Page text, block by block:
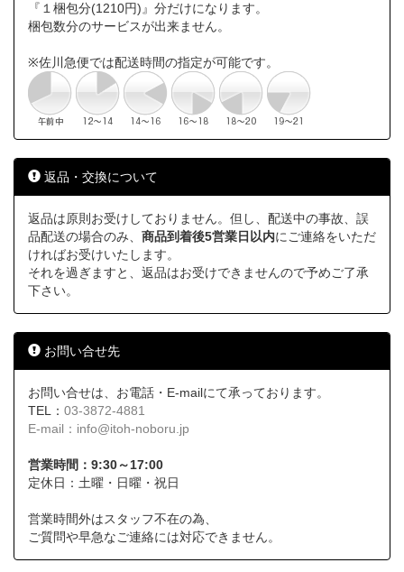
『１梱包分(1210円)』分だけになります。
梱包数分のサービスが出来ません。
※佐川急便では配送時間の指定が可能です。
返品・交換について
返品は原則お受けしておりません。但し、配送中の事故、誤
品配送の場合のみ、 商品到着後5営業日以内にご連絡をいただ
ければお受けいたします。
それを過ぎますと、返品はお受けできませんので予めご了承
下さい。
お問い合せ先
お問い合せは、お電話・E-mailにて承っております。
TEL： 03-3872-4881
E-mail： info@itoh-noboru.jp
営業時間：9:30～17:00
定休日：土曜・日曜・祝日
営業時間外はスタッフ不在の為、
ご質問や早急なご連絡には対応できません。